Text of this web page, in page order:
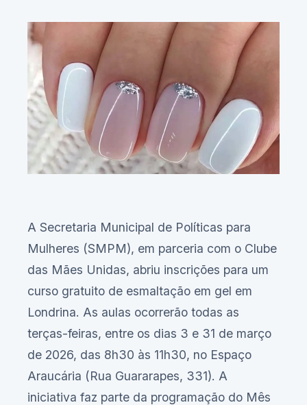
A Secretaria Municipal de Políticas para
Mulheres (SMPM), em parceria com o Clube
das Mães Unidas, abriu inscrições para um
curso gratuito de esmaltação em gel em
Londrina. As aulas ocorrerão todas as
terças-feiras, entre os dias 3 e 31 de março
de 2026, das 8h30 às 11h30, no Espaço
Araucária (Rua Guararapes, 331). A
iniciativa faz parte da programação do Mês